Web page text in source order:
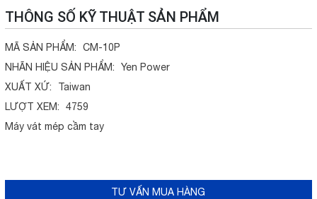
THÔNG SỐ KỸ THUẬT SẢN PHẨM
MÃ SẢN PHẨM:
CM-10P
NHÃN HIỆU SẢN PHẨM:
Yen Power
XUẤT XỨ:
Taiwan
LƯỢT XEM:
4759
Máy vát mép cầm tay
TƯ VẤN MUA HÀNG